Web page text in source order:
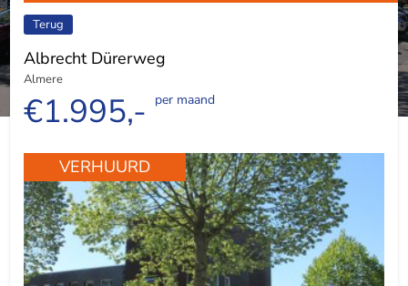
Terug
Albrecht Dürerweg
Almere
€1.995,- per maand
VERHUURD